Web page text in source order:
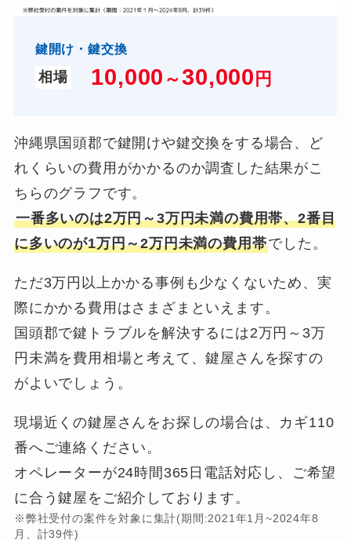
鍵開け・鍵交換
相場 10,000 ～30,000 円
沖縄県国頭郡で鍵開けや鍵交換をする場合、ど
れくらいの費用がかかるのか調査した結果がこ
ちらのグラフです。
一番多いのは2万円～3万円未満の費用帯、2番目
に多いのが1万円～2万円未満の費用帯でした。
ただ3万円以上かかる事例も少なくないため、実
際にかかる費用はさまざまといえます。
国頭郡で鍵トラブルを解決するには2万円～3万
円未満を費用相場と考えて、鍵屋さんを探すの
がよいでしょう。
現場近くの鍵屋さんをお探しの場合は、カギ110
番へご連絡ください。
オペレーターが24時間365日電話対応し、ご希望
に合う鍵屋をご紹介しております。
※弊社受付の案件を対象に集計(期間:2021年1月~2024年8
月、計39件)